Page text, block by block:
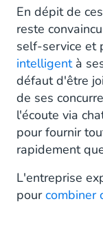
En dépit de
reste
self-service et
intelligentà
défaut d'être
de ses
l'écoute via
pour fournir
rapidement
L'entreprise
pourcombiner